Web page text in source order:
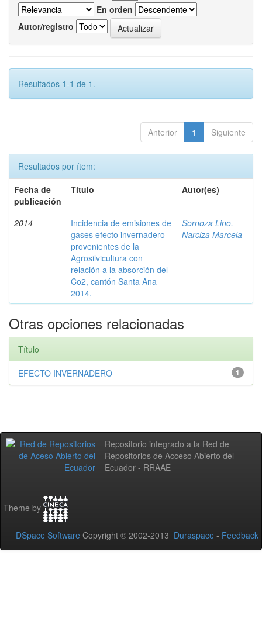
En orden
Autor/registro
Resultados 1-1 de 1.
Anterior 1 Siguiente
Resultados por ítem:
Fecha de
publicación
Título Autor(es)
2014
Incidencia de emisiones de
gases efecto invernadero
provenientes de la
Agrosilvicultura con
relación a la absorción del
Co2, cantón Santa Ana
2014.
Sornoza Lino,
Narciza Marcela
Otras opciones relacionadas
Título
1
EFECTO INVERNADERO
Repositorio integrado a la Red de
Repositorios de Acceso Abierto del
Ecuador - RRAAE
Theme by
DSpace Software Copyright © 2002-2013 Duraspace - Feedback